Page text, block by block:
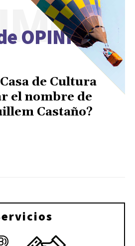
OPINIÓN
de Cultura
el nombre de
Castaño?